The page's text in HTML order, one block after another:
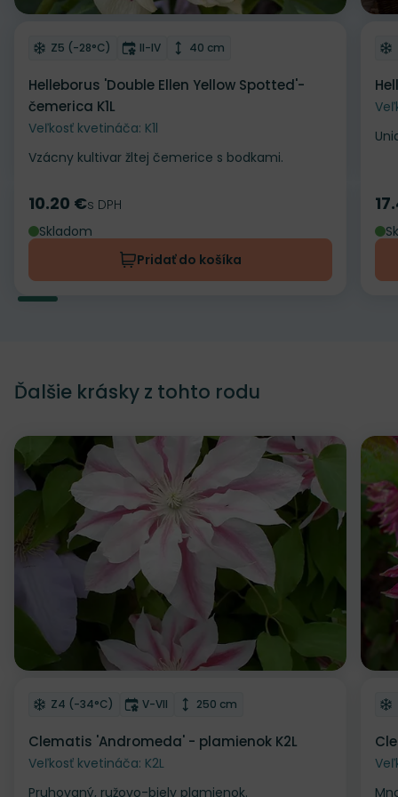
Odober do zoznamu želaní
Mrazuvzdornosť
Z5 (-28°C) Doba kvitnutia
II-IV Výška rastliny
40 cm
Helleborus 'Double Ellen Yellow Spotted'-
čemerica K1L
Veľkosť kvetináča: K1l
Vzácny kultivar žltej čemerice s bodkami.
Cena
10.20 €s DPH
Skladom
Pridať do košíka
Ďalšie krásky z tohto rodu
Odober do zoznamu želaní
Mrazuvzdornosť
Z4 (-34°C) Doba kvitnutia
V-VII Výška rastliny
250 cm
Clematis 'Andromeda' - plamienok K2L
Veľkosť kvetináča: K2L
Pruhovaný, ružovo-biely plamienok.